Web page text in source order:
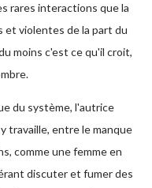
rares interactions que la
et violentes de la part du
moins c'est ce qu'il croit,
du système, l'autrice
travaille, entre le manque
comme une femme en
discuter et fumer des